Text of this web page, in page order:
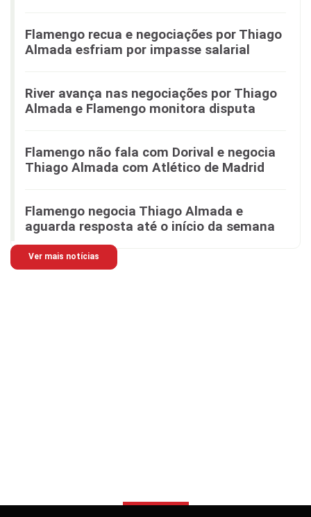
Flamengo recua e negociações por Thiago
Almada esfriam por impasse salarial
River avança nas negociações por Thiago
Almada e Flamengo monitora disputa
Flamengo não fala com Dorival e negocia
Thiago Almada com Atlético de Madrid
Flamengo negocia Thiago Almada e
aguarda resposta até o início da semana
Ver mais notícias